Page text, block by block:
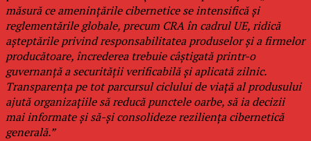
măsură ce amenințările cibernetice se intensifică și
reglementările globale, precum CRA în cadrul UE, ridică
așteptările privind responsabilitatea produselor și a firmelor
producătoare, încrederea trebuie câștigată printr-o
guvernanță a securității verificabilă și aplicată zilnic.
Transparența pe tot parcursul ciclului de viață al produsului
ajută organizațiile să reducă punctele oarbe, să ia decizii
mai informate și să-și consolideze reziliența cibernetică
generală.”